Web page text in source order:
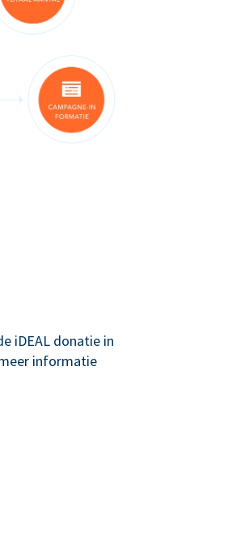
iDEAL donatie in
informatie